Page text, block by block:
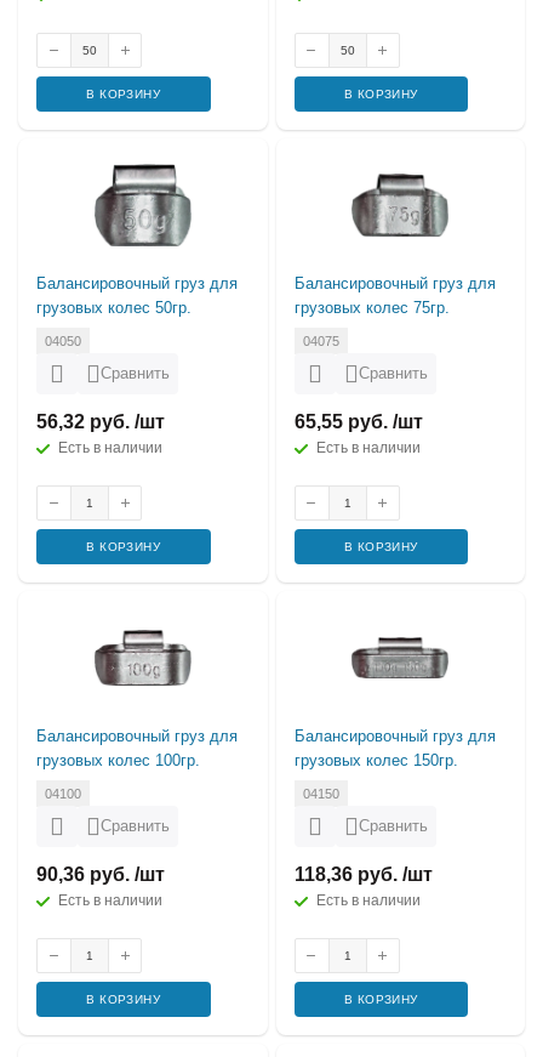
В КОРЗИНУ В КОРЗИНУ
Балансировочный груз для
грузовых колес 50гр.
04050
Сравнить
56,32 руб. /шт
Есть в наличии
В КОРЗИНУ
Балансировочный груз для
грузовых колес 75гр.
04075
Сравнить
65,55 руб. /шт
Есть в наличии
В КОРЗИНУ
Балансировочный груз для
грузовых колес 100гр.
04100
Сравнить
90,36 руб. /шт
Есть в наличии
В КОРЗИНУ
Балансировочный груз для
грузовых колес 150гр.
04150
Сравнить
118,36 руб. /шт
Есть в наличии
В КОРЗИНУ